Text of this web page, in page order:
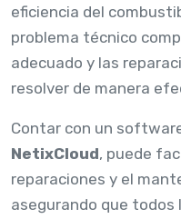
eficiencia del
problema técnico
adecuado y las
resolver de manera
Contar con un
NetixCloud, puede
reparaciones y el
asegurando que